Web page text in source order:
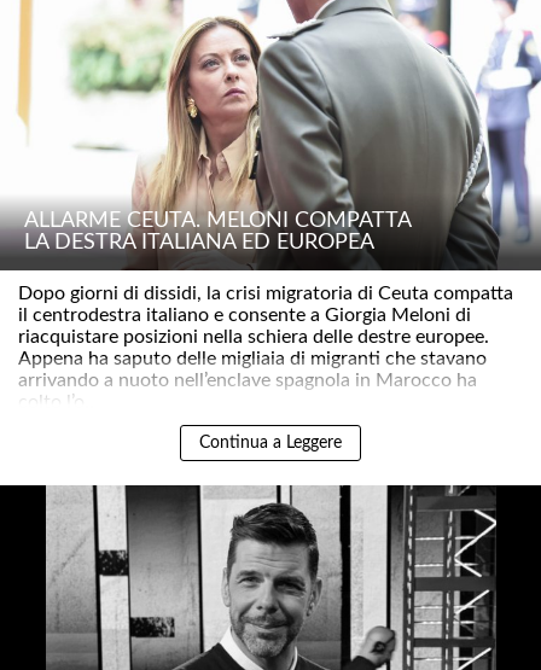
ALLARME CEUTA. MELONI COMPATTA
LA DESTRA ITALIANA ED EUROPEA
Dopo giorni di dissidi, la crisi migratoria di Ceuta compatta
il centrodestra italiano e consente a Giorgia Meloni di
riacquistare posizioni nella schiera delle destre europee.
Appena ha saputo delle migliaia di migranti che stavano
arrivando a nuoto nell’enclave spagnola in Marocco ha
colto l’o..
Continua a Leggere